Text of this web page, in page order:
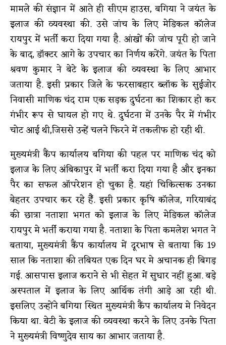
मामले की संज्ञान में आते ही सीएम हाउस, बगिया ने जयंत के
इलाज की व्यवस्था की. उसे जांच के लिए मेडिकल कॉलेज
रायपुर में भर्ती करा दिया गया है. आंखों की जांच पूरी हो जाने
के बाद, डॉक्टर आगे के उपचार का निर्णय करेंगे. जयंत के पिता
श्रवण कुमार ने बेटे के इलाज की व्यवस्था के लिए आभार
जताया है. इसी प्रकार जिले के फरसाबहार ब्लॉक के सुईजोर
निवासी माणिक चंद राम एक सड़क दुर्घटना का शिकार हो कर
गंभीर रूप से घायल हो गए थे. दुर्घटना में उनके पैर में गंभीर
चोट आई थी,जिससे उन्हें चलने फिरने में तकलीफ हो रही थी.
मुख्यमंत्री कैंप कार्यालय बगिया की पहल पर माणिक चंद को
इलाज के लिए अंबिकापुर में भर्ती करा दिया गया है और इनका
पैर का सफल ऑपरेशन हो चुका है. यहां चिकित्सक उनका
बेहतर उपचार कर रहे हैँ. इसी प्रकार कृषि कॉलेज, गरियाबंद
की छात्रा नताशा भगत को इलाज के लिए मेडिकल कॉलेज
रायपुर मे भर्ती कराया गया है. नताशा के पिता कमलेश भगत ने
बताया, मुख्यमंत्री कैंप कार्यालय में दूरभाष से बताया कि 19
साल कि नताशा की तबियत एक दिन घर मे अचानक ही बिगड़
गई. आसपास इलाज कराने से भी सेहत में सुधार नहीं हुआ. बड़े
अस्पताल में इलाज के लिए आर्थिक तंगी आड़े आ रही थी.
इसलिए उन्होंने बगिया स्थित मुख्यमंत्री कैंप कार्यालय मे निवेदन
किया था. बेटी के इलाज की व्यवस्था करने के लिए उनके पिता
ने मुख्यमंत्री विष्णुदेव साय का आभार जताया है.